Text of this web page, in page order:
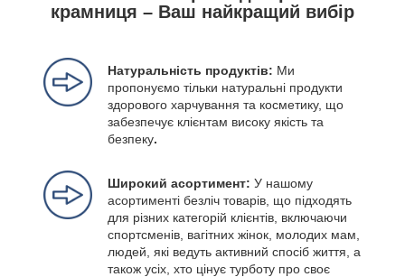
крамниця – Ваш найкращий вибір
Натуральність продуктів: Ми
пропонуємо тільки натуральні продукти
здорового харчування та косметику, що
забезпечує клієнтам високу якість та
безпеку.
Широкий асортимент: У нашому
асортименті безліч товарів, що підходять
для різних категорій клієнтів, включаючи
спортсменів, вагітних жінок, молодих мам,
людей, які ведуть активний спосіб життя, а
також усіх, хто цінує турботу про своє